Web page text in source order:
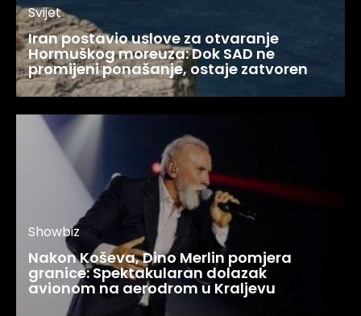
Svijet
Iran postavio uslove za otvaranje
Hormuškog moreuza: Dok SAD ne
promijeni ponašanje, ostaje zatvoren
Showbiz
Nakon Koševa, Dino Merlin pomjera
granice: Spektakularan dolazak
avionom na aerodrom u Kraljevu